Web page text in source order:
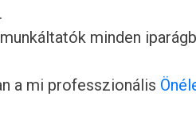
minden
a mi professzionális